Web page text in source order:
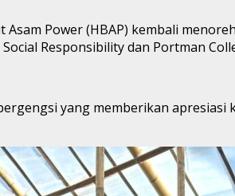
Asam Power (HBAP) kembali
Responsibility dan Portman
yang memberikan